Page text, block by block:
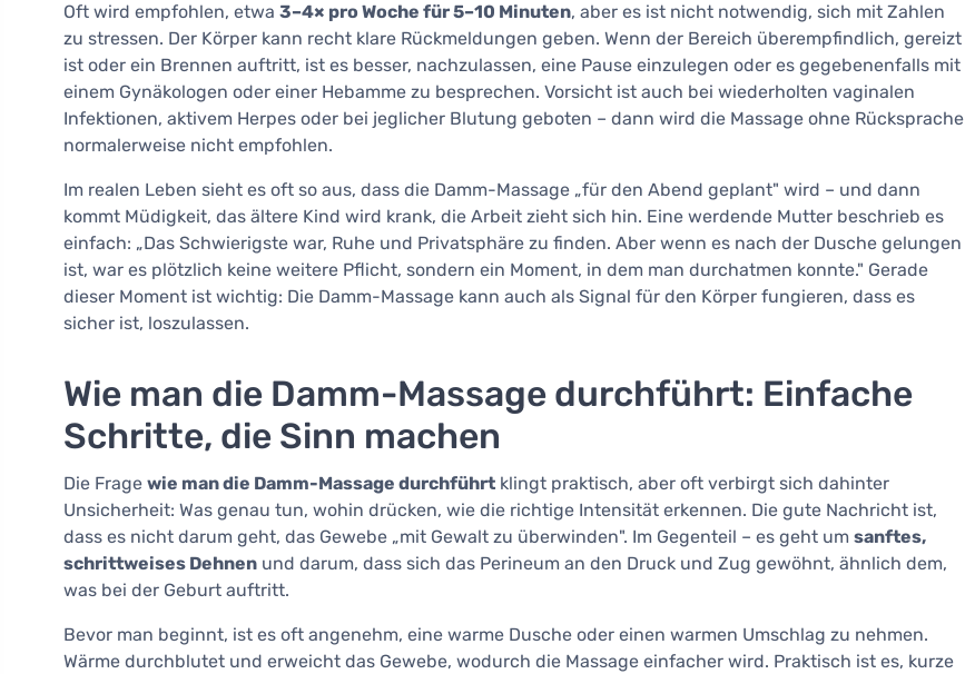
Oft wird empfohlen, etwa 3–4× pro Woche für 5–10 Minuten, aber es ist nicht notwendig, sich mit Zahlen
zu stressen. Der Körper kann recht klare Rückmeldungen geben. Wenn der Bereich überempfindlich, gereizt
ist oder ein Brennen auftritt, ist es besser, nachzulassen, eine Pause einzulegen oder es gegebenenfalls mit
einem Gynäkologen oder einer Hebamme zu besprechen. Vorsicht ist auch bei wiederholten vaginalen
Infektionen, aktivem Herpes oder bei jeglicher Blutung geboten – dann wird die Massage ohne Rücksprache
normalerweise nicht empfohlen.
Im realen Leben sieht es oft so aus, dass die Damm-Massage „für den Abend geplant" wird – und dann
kommt Müdigkeit, das ältere Kind wird krank, die Arbeit zieht sich hin. Eine werdende Mutter beschrieb es
einfach: „Das Schwierigste war, Ruhe und Privatsphäre zu finden. Aber wenn es nach der Dusche gelungen
ist, war es plötzlich keine weitere Pflicht, sondern ein Moment, in dem man durchatmen konnte." Gerade
dieser Moment ist wichtig: Die Damm-Massage kann auch als Signal für den Körper fungieren, dass es
sicher ist, loszulassen.
Wie man die Damm-Massage durchführt: Einfache
Schritte, die Sinn machen
Die Frage wie man die Damm-Massage durchführt klingt praktisch, aber oft verbirgt sich dahinter
Unsicherheit: Was genau tun, wohin drücken, wie die richtige Intensität erkennen. Die gute Nachricht ist,
dass es nicht darum geht, das Gewebe „mit Gewalt zu überwinden". Im Gegenteil – es geht um sanftes,
schrittweises Dehnen und darum, dass sich das Perineum an den Druck und Zug gewöhnt, ähnlich dem,
was bei der Geburt auftritt.
Bevor man beginnt, ist es oft angenehm, eine warme Dusche oder einen warmen Umschlag zu nehmen.
Wärme durchblutet und erweicht das Gewebe, wodurch die Massage einfacher wird. Praktisch ist es, kurze